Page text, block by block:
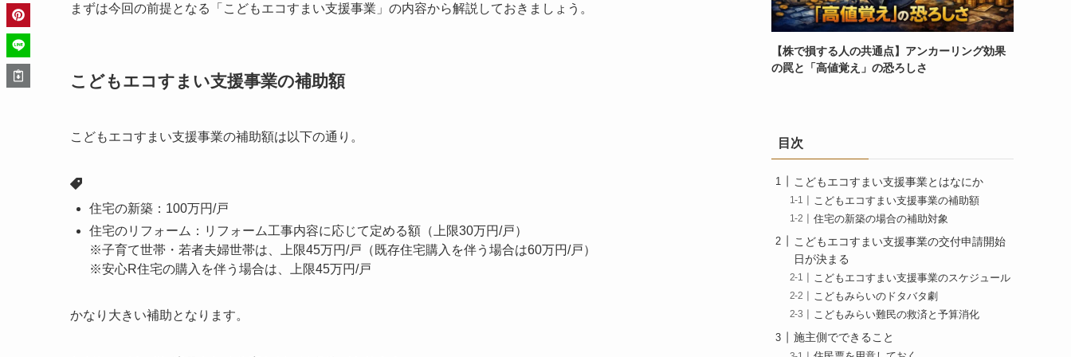
まずは今回の前提となる「こどもエコすまい支援事業」の内容から解説しておきましょう。
こどもエコすまい支援事業の補助額
こどもエコすまい支援事業の補助額は以下の通り。
住宅の新築：100万円/戸
住宅のリフォーム：リフォーム工事内容に応じて定める額（上限30万円/戸）
※子育て世帯・若者夫婦世帯は、上限45万円/戸（既存住宅購入を伴う場合は60万円/戸）
※安心R住宅の購入を伴う場合は、上限45万円/戸
かなり大きい補助となります。
【株で損する人の共通点】アンカーリング効果
の罠と「高値覚え」の恐ろしさ
目次
こどもエコすまい支援事業とはなにか
こどもエコすまい支援事業の補助額
住宅の新築の場合の補助対象
こどもエコすまい支援事業の交付申請開始
日が決まる
こどもエコすまい支援事業のスケジュール
こどもみらいのドタバタ劇
こどもみらい難民の救済と予算消化
施主側でできること